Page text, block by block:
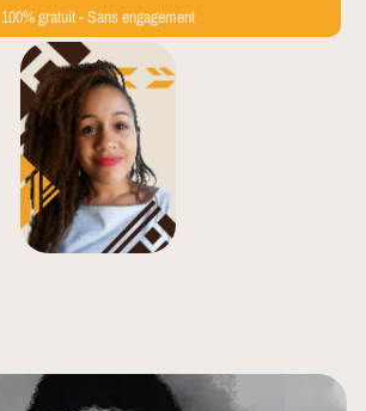
100% gratuit - Sans engagement